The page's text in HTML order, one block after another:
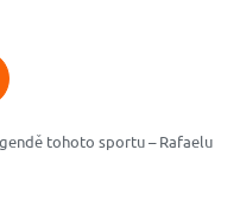
tohoto sportu – Rafaelu